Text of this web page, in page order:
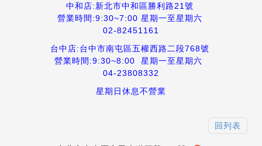
中和店:新北市中和區勝利路21號
營業時間:9:30~7:00 星期一至星期六
02-82451161
台中店:台中市南屯區五權西路二段768號
營業時間:9:30~8:00 星期一至星期六
04-23808332
星期日休息不營業
回列表